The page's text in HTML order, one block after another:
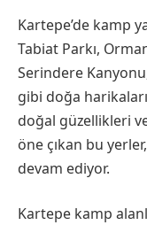
Kartepe’de kamp
Tabiat Parkı,
Serindere Kanyonu,
gibi doğa
doğal güzellikleri
öne çıkan bu
devam ediyor.
Kartepe kamp